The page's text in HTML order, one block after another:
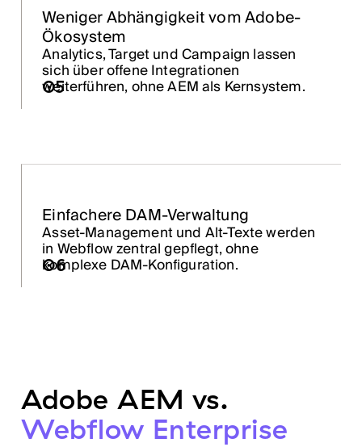
Weniger Abhängigkeit vom Adobe-
Ökosystem
Analytics, Target und Campaign lassen
sich über offene Integrationen
weiterführen, ohne AEM als Kernsystem.
05
06
Einfachere DAM-Verwaltung
Asset-Management und Alt-Texte werden
in Webflow zentral gepflegt, ohne
komplexe DAM-Konfiguration.
Adobe AEM vs.
Webflow Enterprise